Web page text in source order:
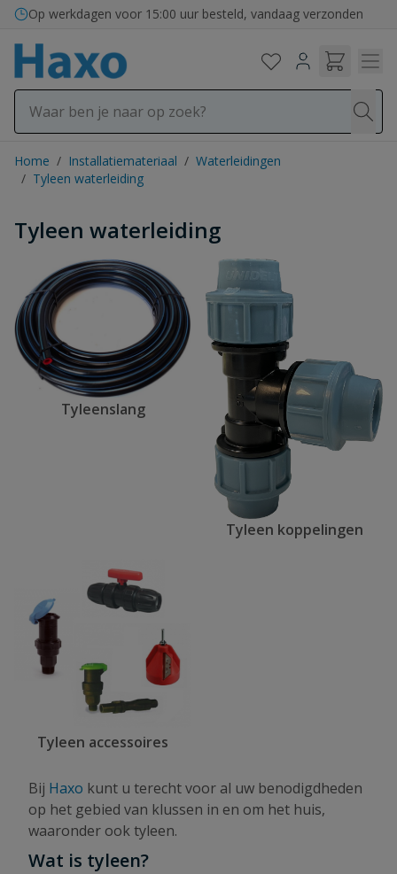
Ga naar de inhoud
Op werkdagen voor 15:00 uur besteld, vandaag verzonden
Home / Installatiemateriaal / Waterleidingen
/ Tyleen waterleiding
Tyleen waterleiding
Tyleenslang
Tyleen koppelingen
Tyleen accessoires
Bij Haxo kunt u terecht voor al uw benodigdheden
op het gebied van klussen in en om het huis,
waaronder ook tyleen.
Wat is tyleen?